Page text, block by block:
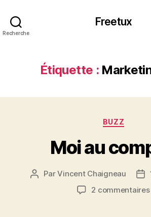
Recherche
Freetux
Étiquette :
BUZZ
Moi au
Auteur
ParVincent Chaigneau
2 commentaires